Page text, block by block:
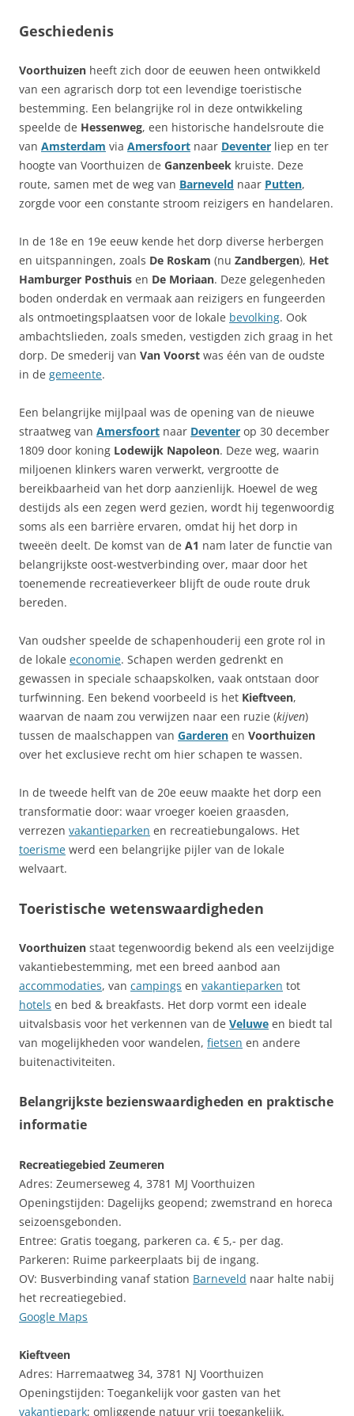
Geschiedenis
Voorthuizen heeft zich door de eeuwen heen ontwikkeld
van een agrarisch dorp tot een levendige toeristische
bestemming. Een belangrijke rol in deze ontwikkeling
speelde de Hessenweg, een historische handelsroute die
van Amsterdam via Amersfoort naar Deventer liep en ter
hoogte van Voorthuizen de Ganzenbeek kruiste. Deze
route, samen met de weg van Barneveld naar Putten,
zorgde voor een constante stroom reizigers en handelaren.
In de 18e en 19e eeuw kende het dorp diverse herbergen
en uitspanningen, zoals De Roskam (nu Zandbergen), Het
Hamburger Posthuis en De Moriaan. Deze gelegenheden
boden onderdak en vermaak aan reizigers en fungeerden
als ontmoetingsplaatsen voor de lokale bevolking. Ook
ambachtslieden, zoals smeden, vestigden zich graag in het
dorp. De smederij van Van Voorst was één van de oudste
in de gemeente.
Een belangrijke mijlpaal was de opening van de nieuwe
straatweg van Amersfoort naar Deventer op 30 december
1809 door koning Lodewijk Napoleon. Deze weg, waarin
miljoenen klinkers waren verwerkt, vergrootte de
bereikbaarheid van het dorp aanzienlijk. Hoewel de weg
destijds als een zegen werd gezien, wordt hij tegenwoordig
soms als een barrière ervaren, omdat hij het dorp in
tweeën deelt. De komst van de A1 nam later de functie van
belangrijkste oost-westverbinding over, maar door het
toenemende recreatieverkeer blijft de oude route druk
bereden.
Van oudsher speelde de schapenhouderij een grote rol in
de lokale economie. Schapen werden gedrenkt en
gewassen in speciale schaapskolken, vaak ontstaan door
turfwinning. Een bekend voorbeeld is het Kieftveen,
waarvan de naam zou verwijzen naar een ruzie (kijven)
tussen de maalschappen van Garderen en Voorthuizen
over het exclusieve recht om hier schapen te wassen.
In de tweede helft van de 20e eeuw maakte het dorp een
transformatie door: waar vroeger koeien graasden,
verrezen vakantieparken en recreatiebungalows. Het
toerisme werd een belangrijke pijler van de lokale
welvaart.
Toeristische wetenswaardigheden
Voorthuizen staat tegenwoordig bekend als een veelzijdige
vakantiebestemming, met een breed aanbod aan
accommodaties, van campings en vakantieparken tot
hotels en bed & breakfasts. Het dorp vormt een ideale
uitvalsbasis voor het verkennen van de Veluwe en biedt tal
van mogelijkheden voor wandelen, fietsen en andere
buitenactiviteiten.
Belangrijkste bezienswaardigheden en praktische
informatie
Recreatiegebied Zeumeren
Adres: Zeumerseweg 4, 3781 MJ Voorthuizen
Openingstijden: Dagelijks geopend; zwemstrand en horeca
seizoensgebonden.
Entree: Gratis toegang, parkeren ca. € 5,- per dag.
Parkeren: Ruime parkeerplaats bij de ingang.
OV: Busverbinding vanaf station Barneveld naar halte nabij
het recreatiegebied.
Google Maps
Kieftveen
Adres: Harremaatweg 34, 3781 NJ Voorthuizen
Openingstijden: Toegankelijk voor gasten van het
vakantiepark; omliggende natuur vrij toegankelijk.